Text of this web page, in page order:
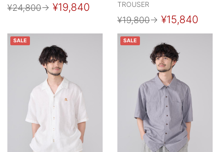
¥24,800→ ¥19,840 TROUSER
¥19,800→ ¥15,840
SALE SALE